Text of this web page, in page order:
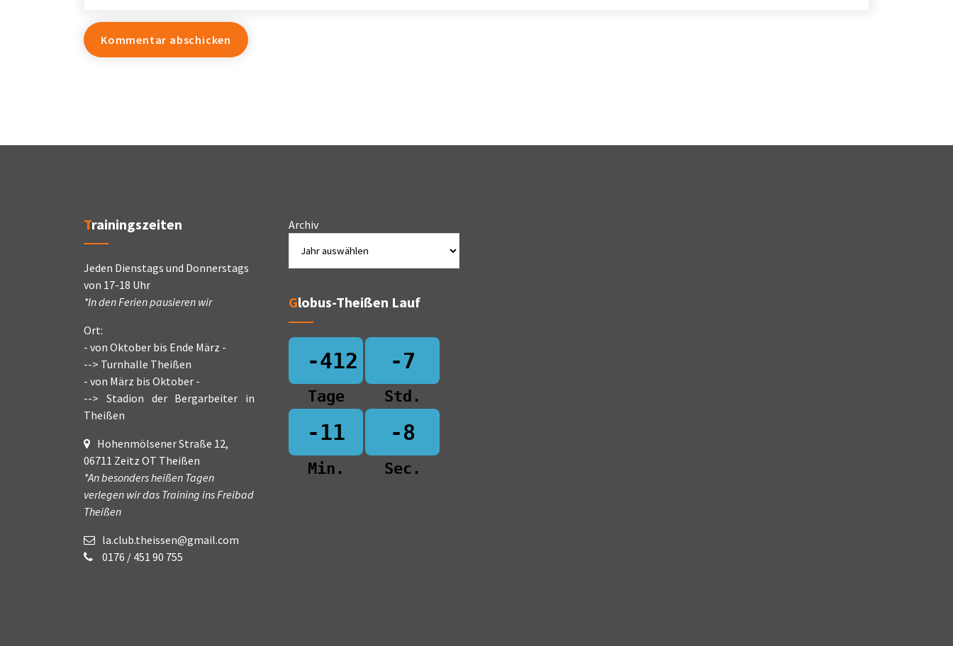
Trainingszeiten
Jeden Dienstags und Donnerstags
von 17-18 Uhr
*In den Ferien pausieren wir
Ort:
- von Oktober bis Ende März -
--> Turnhalle Theißen
- von März bis Oktober -
--> Stadion der Bergarbeiter in
Theißen
Hohenmölsener Straße 12,
06711 Zeitz OT Theißen
*An besonders heißen Tagen
verlegen wir das Training ins Freibad
Theißen
la.club.theissen@gmail.com
0176 / 451 90 755
Archiv
Globus-Theißen Lauf
-412
Tage
-7
Std.
-11
Min.
-8
Sec.